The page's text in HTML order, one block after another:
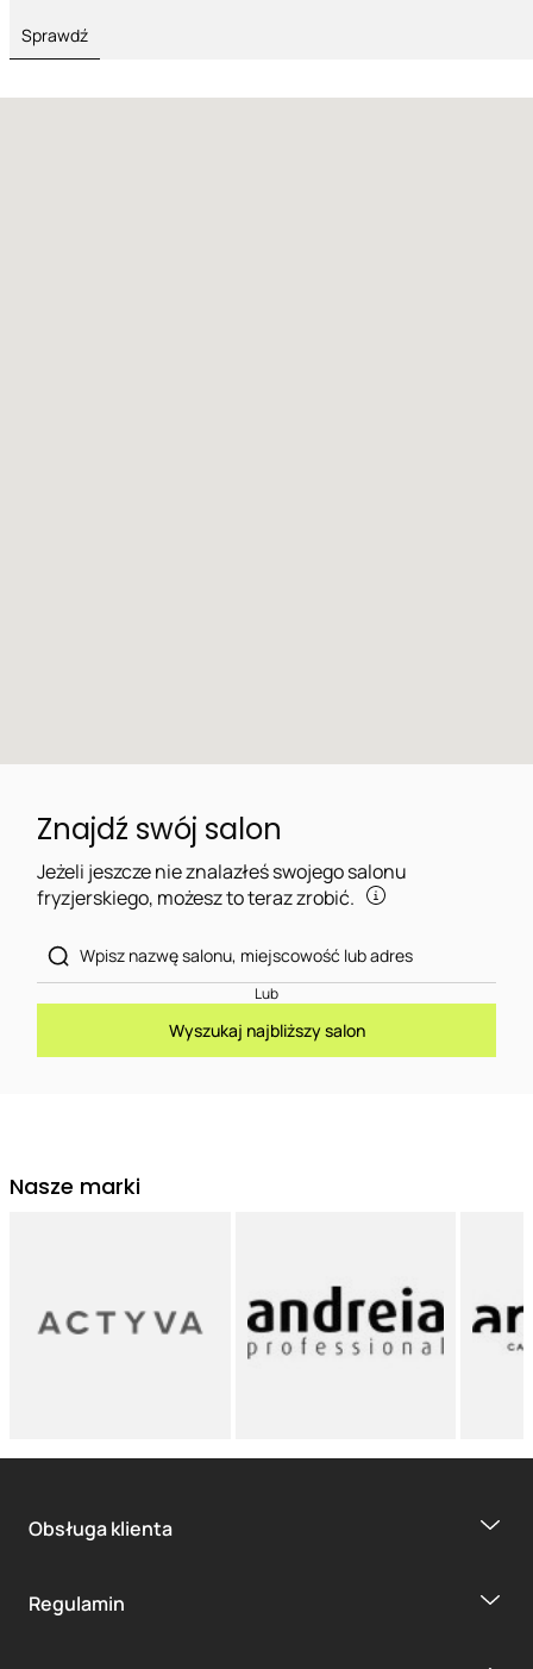
Sprawdź
Znajdź swój salon
Jeżeli jeszcze nie znalazłeś swojego salonu
fryzjerskiego, możesz to teraz zrobić.
Lub
Wyszukaj najbliższy salon
Nasze marki
Obsługa klienta
Regulamin